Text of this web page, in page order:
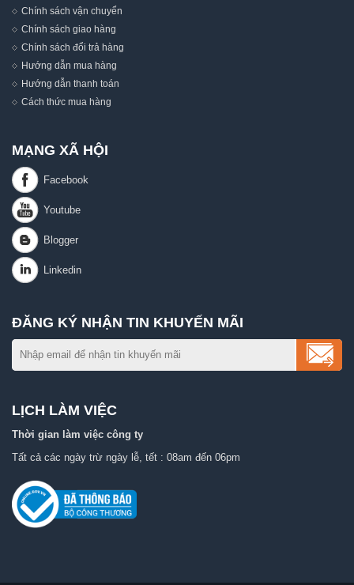
Chính sách vận chuyển
Chính sách giao hàng
Chính sách đổi trả hàng
Hướng dẫn mua hàng
Hướng dẫn thanh toán
Cách thức mua hàng
MẠNG XÃ HỘI
ĐĂNG KÝ NHẬN TIN KHUYẾN MÃI
LỊCH LÀM VIỆC
Thời gian làm việc công ty
Tất cả các ngày trừ ngày lễ, tết : 08am đến 06pm